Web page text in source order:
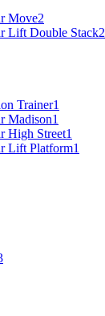
Move2
Lift Double Stack2
Trainer1
Madison1
High Street1
Lift Platform1